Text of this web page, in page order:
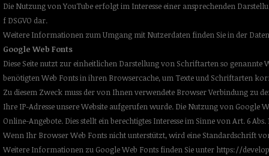
Die Nutzung von YouTube erfolgt im Interesse einer ansprechenden
f DSGVO dar.
Weitere Informationen zum Umgang mit Nutzerdaten finden Sie in der
Google Web Fonts
Diese Seite nutzt zur einheitlichen Darstellung von Schriftarten so
benötigten Web Fonts in ihren Browsercache, um Texte und Schriftarten
Zu diesem Zweck muss der von Ihnen verwendete Browser Verbindung zu
Ihre IP-Adresse unsere Website aufgerufen wurde. Die Nutzung von
Online-Angebote. Dies stellt ein berechtigtes Interesse im Sinne von Art. 6 Abs.
Wenn Ihr Browser Web Fonts nicht unterstützt, wird eine Standardschrift
Weitere Informationen zu Google Web Fonts finden Sie unter https://